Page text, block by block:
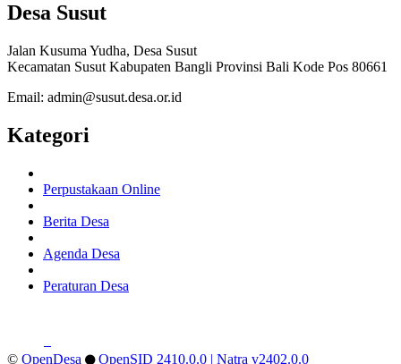
Desa Susut
Jalan Kusuma Yudha, Desa Susut
Kecamatan Susut Kabupaten Bangli Provinsi Bali Kode Pos 80661
Email: admin@susut.desa.or.id
Kategori
Perpustakaan Online
Berita Desa
Agenda Desa
Peraturan Desa
© OpenDesa OpenSID 2410.0.0 | Natra v2402.0.0